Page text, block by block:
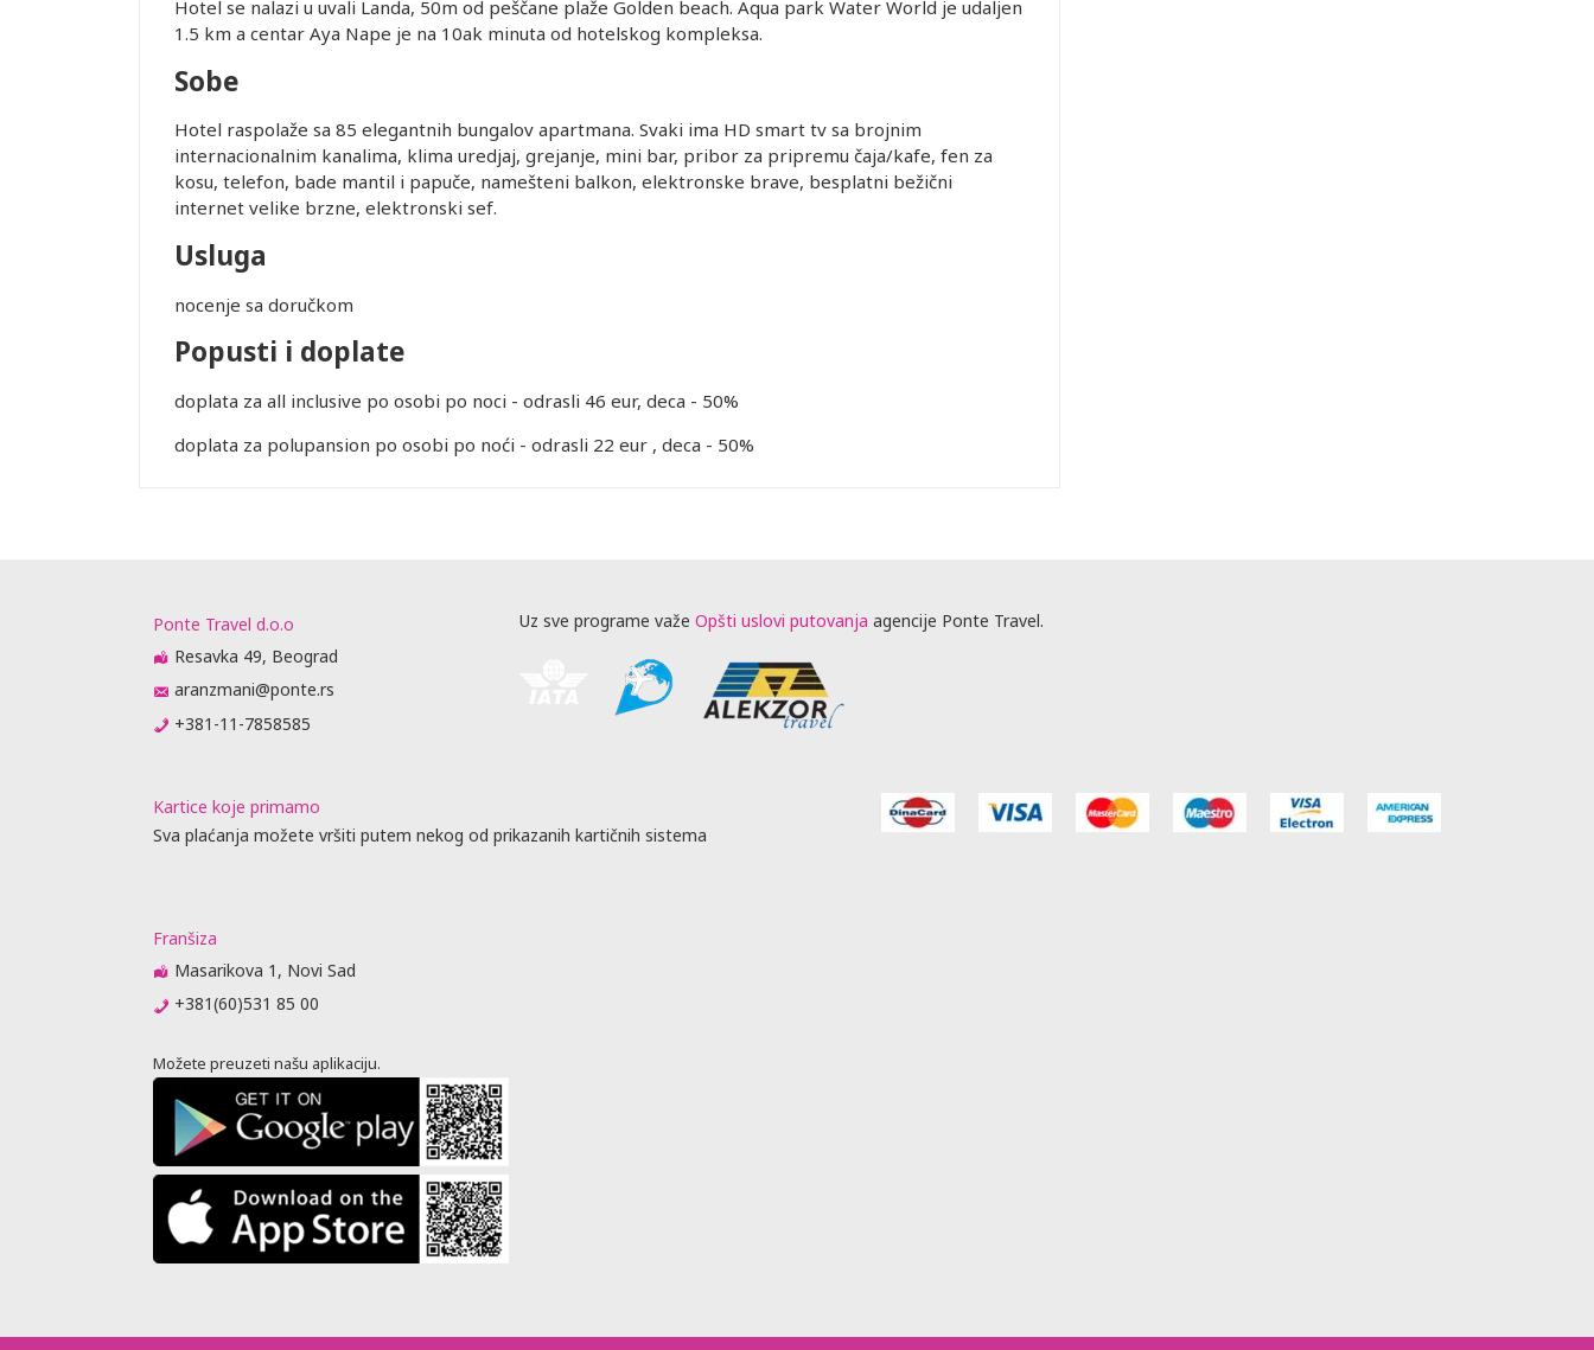
Hotel se nalazi u uvali Landa, 50m od peščane plaže Golden beach. Aqua park Water World je udaljen
1.5 km a centar Aya Nape je na 10ak minuta od hotelskog kompleksa.
Sobe
Hotel raspolaže sa 85 elegantnih bungalov apartmana. Svaki ima HD smart tv sa brojnim
internacionalnim kanalima, klima uredjaj, grejanje, mini bar, pribor za pripremu čaja/kafe, fen za
kosu, telefon, bade mantil i papuče, namešteni balkon, elektronske brave, besplatni bežični
internet velike brzne, elektronski sef.
Usluga
nocenje sa doručkom
Popusti i doplate
doplata za all inclusive po osobi po noci - odrasli 46 eur, deca - 50%
doplata za polupansion po osobi po noći - odrasli 22 eur , deca - 50%
Ponte Travel d.o.o
Resavka 49, Beograd
aranzmani@ponte.rs
+381-11-7858585
Uz sve programe važe Opšti uslovi putovanja agencije Ponte Travel.
Kartice koje primamo
Sva plaćanja možete vršiti putem nekog od prikazanih kartičnih sistema
Franšiza
Masarikova 1, Novi Sad
+381(60)531 85 00
Možete preuzeti našu aplikaciju.